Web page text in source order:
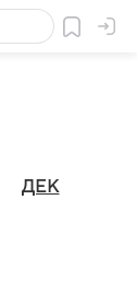
ДЕК